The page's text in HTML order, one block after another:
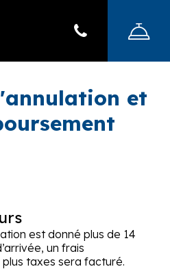
et
est donné plus de 14
un frais
taxes sera facturé.